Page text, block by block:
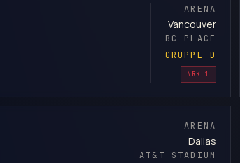
ARENA
Vancouver
BC PLACE
GRUPPE D
NRK 1
ARENA
Dallas
AT&T STADIUM